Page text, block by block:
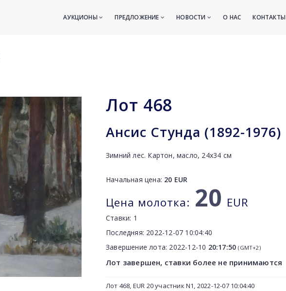
АУКЦИОНЫ ПРЕДЛОЖЕНИЕ НОВОСТИ О НАС КОНТАКТЫ
Лот 468
Ансис Стунда (1892-1976)
Зимний лес. Картон, масло, 24x34 см
Начальная цена: 20 EUR
Цена молотка: 20 EUR
Ставки: 1
Последняя: 2022-12-07 10:04:40
Завершение лота: 2022-12-10 20:17:50 (GMT+2)
Лот завершен, ставки более не принимаются
Лот 468, EUR 20 участник N1, 2022-12-07 10:04:40